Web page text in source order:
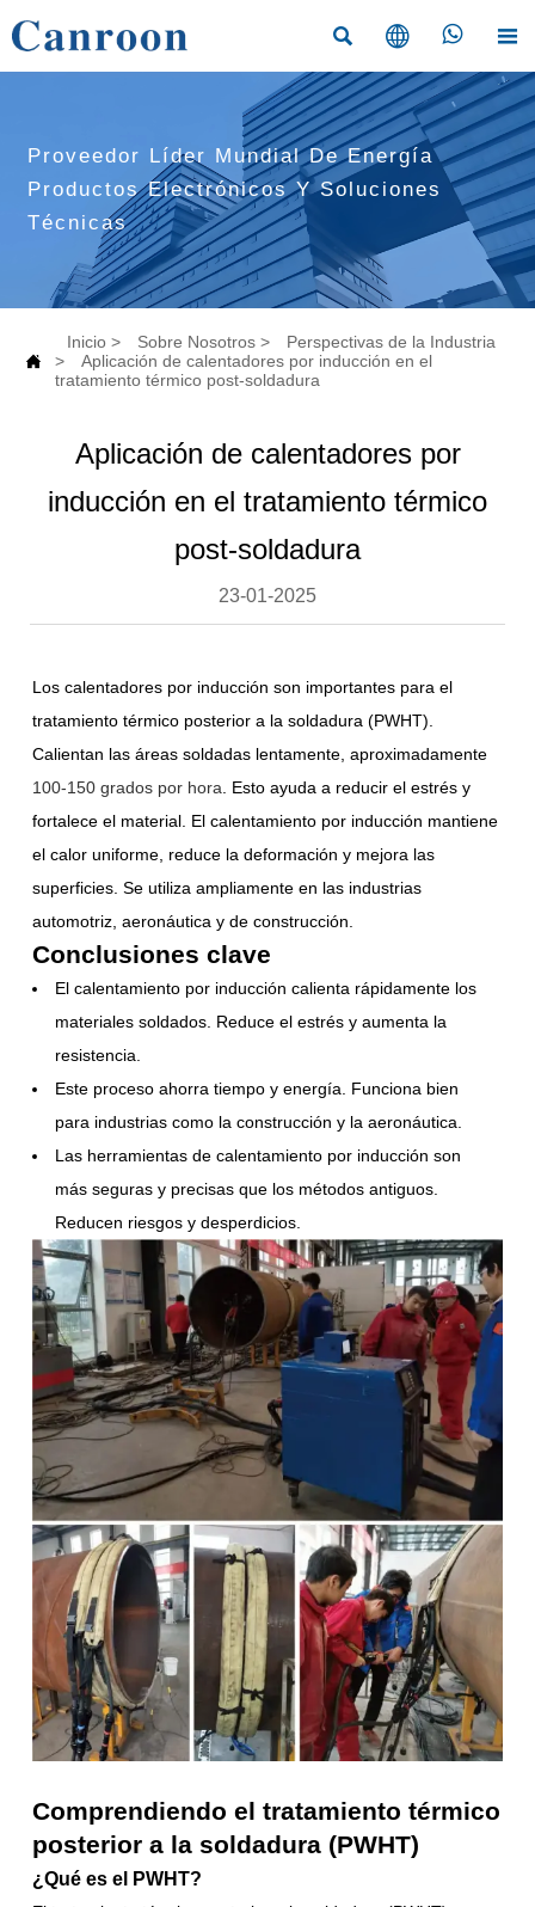
   
Proveedor Líder Mundial De Energía
Productos Electrónicos Y Soluciones
Técnicas

Inicio > Sobre Nosotros >
Perspectivas de la Industria
>
Aplicación de calentadores por inducción en el
tratamiento térmico post-soldadura
Aplicación de calentadores por
inducción en el tratamiento térmico
post-soldadura
23-01-2025
Los calentadores por inducción son importantes para el
tratamiento térmico posterior a la soldadura (PWHT).
Calientan las áreas soldadas lentamente, aproximadamente
100-150 grados por hora . Esto ayuda a reducir el estrés y
fortalece el material. El calentamiento por inducción mantiene
el calor uniforme, reduce la deformación y mejora las
superficies. Se utiliza ampliamente en las industrias
automotriz, aeronáutica y de construcción.
Conclusiones clave
El calentamiento por inducción calienta rápidamente los
materiales soldados. Reduce el estrés y aumenta la
resistencia.
Este proceso ahorra tiempo y energía. Funciona bien
para industrias como la construcción y la aeronáutica.
Las herramientas de calentamiento por inducción son
más seguras y precisas que los métodos antiguos.
Reducen riesgos y desperdicios.
Comprendiendo el tratamiento térmico
posterior a la soldadura (PWHT)
¿Qué es el PWHT?